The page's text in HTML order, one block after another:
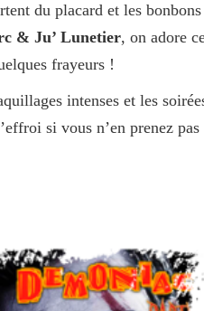
du placard et les bonbons
& Ju’ Lunetier, on adore
frayeurs !
intenses et les
si vous n’en prenez pas